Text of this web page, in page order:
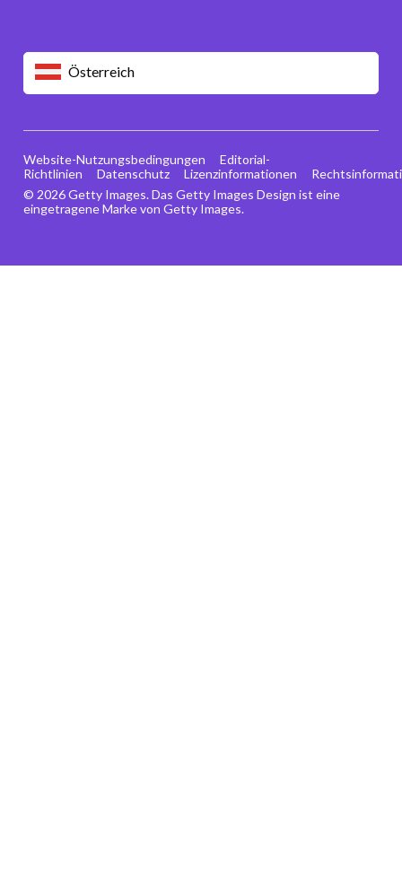
Österreich
© 2026 Getty Images. Das Getty Images Design ist eine
eingetragene Marke von Getty Images.
Website-Nutzungsbedingungen
Editorial-
Richtlinien
Datenschutz Lizenzinformationen